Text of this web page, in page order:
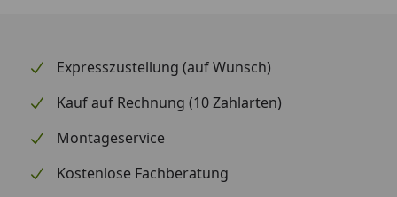
Expresszustellung (auf Wunsch)
Kauf auf Rechnung (10 Zahlarten)
Montageservice
Kostenlose Fachberatung